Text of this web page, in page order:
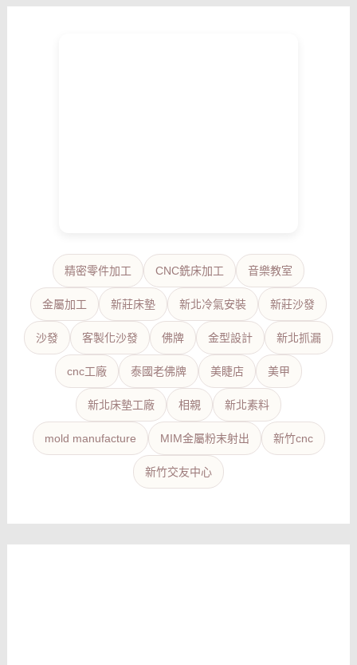
精密零件加工 CNC銑床加工 音樂教室
金屬加工 新莊床墊 新北冷氣安裝 新莊沙發
沙發 客製化沙發 佛牌 金型設計 新北抓漏
cnc工廠 泰國老佛牌 美睫店 美甲
新北床墊工廠 相親 新北素料
mold manufacture MIM金屬粉末射出 新竹cnc
新竹交友中心